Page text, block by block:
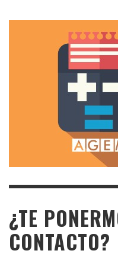
¿TE
CONTACTO?